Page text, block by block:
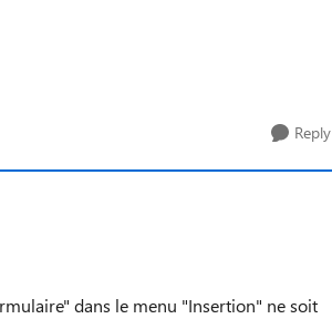
Reply
dans le menu "Insertion" ne soit